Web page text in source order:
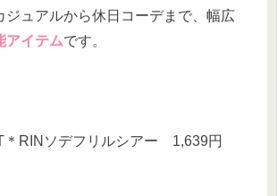
ジュアルから休日コーデまで、幅広
アイテムです。
RINソデフリルシアー 1,639円